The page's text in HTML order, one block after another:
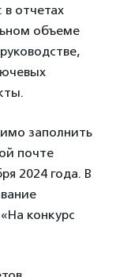
отчетах
объеме
заполнить
почте
2024 года. В
конкурс